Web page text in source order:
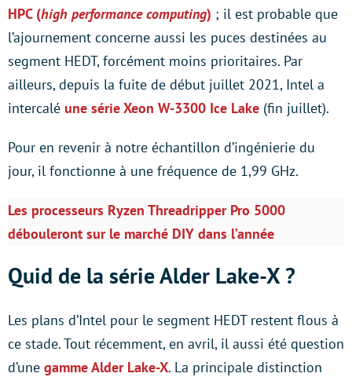
HPC (high performance computing) ; il est probable que
l’ajournement concerne aussi les puces destinées au
segment HEDT, forcément moins prioritaires. Par
ailleurs, depuis la fuite de début juillet 2021, Intel a
intercalé une série Xeon W-3300 Ice Lake (fin juillet).
Pour en revenir à notre échantillon d’ingénierie du
jour, il fonctionne à une fréquence de 1,99 GHz.
Les processeurs Ryzen Threadripper Pro 5000
débouleront sur le marché DIY dans l’année
Quid de la série Alder Lake-X ?
Les plans d’Intel pour le segment HEDT restent flous à
ce stade. Tout récemment, en avril, il aussi été question
d’une gamme Alder Lake-X. La principale distinction